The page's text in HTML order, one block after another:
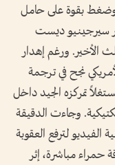
وضغط بقوة على حامل
سيرجينيو ديست
الأخير. ورغم إهدار
نجح في ترجمة
تمركزه الجيد داخل
وجاءت الدقيقة
لترفع العقوبة
حمراء مباشرة، إثر